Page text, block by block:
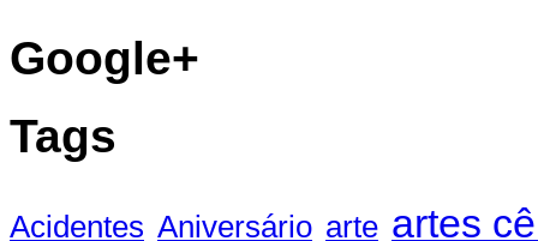
Google+
Tags
Acidentes Aniversário arte artes